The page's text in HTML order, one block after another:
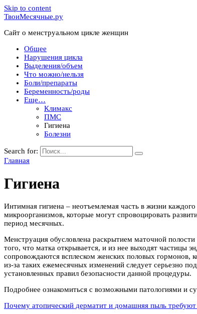
Skip to content
ТвоиМесячные.ру
Сайт о менструальном цикле женщин
Общее
Нарушения цикла
Выделения/объем
Что можно/нельзя
Боли/препараты
Беременность/роды
Еще…
Климакс
ПМС
Гигиена
Болезни
Search for:
Главная
Гигиена
Интимная гигиена – неотъемлемая часть в жизни
микроорганизмов, которые могут спровоцировать
период месячных.
Менструация обусловлена раскрытием маточной
того, что матка открывается, и из нее выходят частицы
сопровождаются всплеском женских половых гормонов,
из-за таких ежемесячных изменений следует серьезно
установленных правил безопасности данной процедуры.
Подробнее ознакомиться с возможными патологиями и
Почему атопический дерматит и домашняя пыль